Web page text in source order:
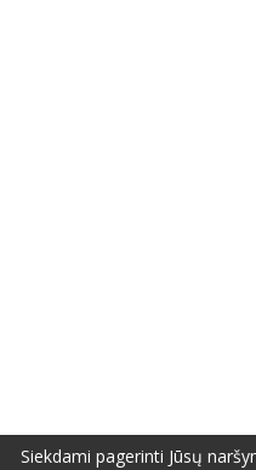
Siekdami pagerinti Jūsų